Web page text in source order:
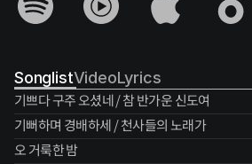
VideoLyrics
Songlist
기쁘다 구주 오셨네 / 참 반가운 신도여
기뻐하며 경배하세 / 천사들의 노래가
오 거룩한 밤